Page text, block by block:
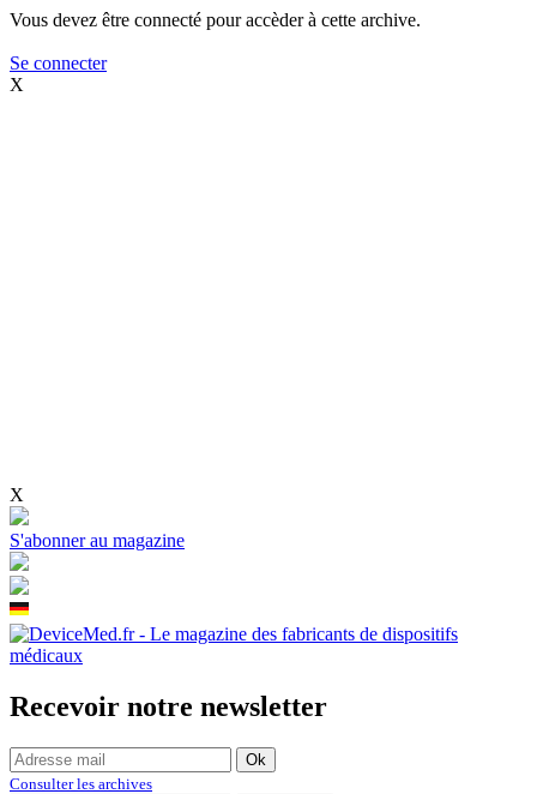
Vous devez être connecté pour accèder à cette archive.
Se connecter
X
X
S'abonner au magazine
Recevoir notre newsletter
Consulter les archives